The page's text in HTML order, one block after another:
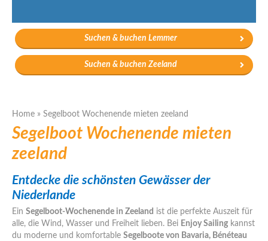
Suchen & buchen Lemmer
Suchen & buchen Zeeland
Home » Segelboot Wochenende mieten zeeland
Segelboot Wochenende mieten
zeeland
Entdecke die schönsten Gewässer der
Niederlande
Ein Segelboot-Wochenende in Zeeland ist die perfekte Auszeit für
alle, die Wind, Wasser und Freiheit lieben. Bei Enjoy Sailing kannst
du moderne und komfortable Segelboote von Bavaria, Bénéteau